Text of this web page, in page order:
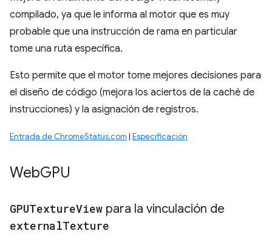
compilado, ya que le informa al motor que es muy
probable que una instrucción de rama en particular
tome una ruta específica.
Esto permite que el motor tome mejores decisiones para
el diseño de código (mejora los aciertos de la caché de
instrucciones) y la asignación de registros.
Entrada de ChromeStatus.com | Especificación
WebGPU
GPUTextureView para la vinculación de
externalTexture